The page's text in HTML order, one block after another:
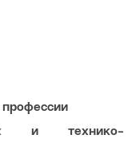
и технико-